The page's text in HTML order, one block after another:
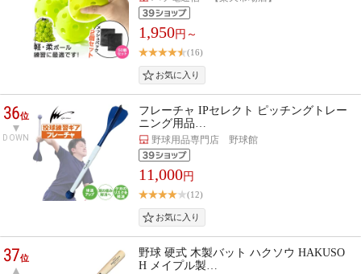
1,950円～
(16)
36位
DOWN
フレーチャ IPセレクト ピッチングトレー
ニング用品…
野球用品専門店 野球館
11,000円
(12)
37位
野球 硬式 木製バット ハクソウ HAKUSO
H メイプル製…